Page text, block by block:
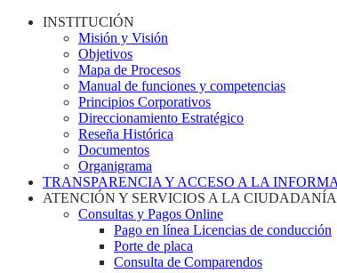
INSTITUCIÓN
Misión y Visión
Objetivos
Mapa de Procesos
Manual de funciones y competencias
Principios Corporativos
Direccionamiento Estratégico
Reseña Histórica
Documentos
Organigrama
TRANSPARENCIA Y ACCESO A LA
ATENCIÓN Y SERVICIOS A LA CIUDADANÍA
Consultas y Pagos Online
Pago en línea Licencias de conducción
Porte de placa
Consulta de Comparendos